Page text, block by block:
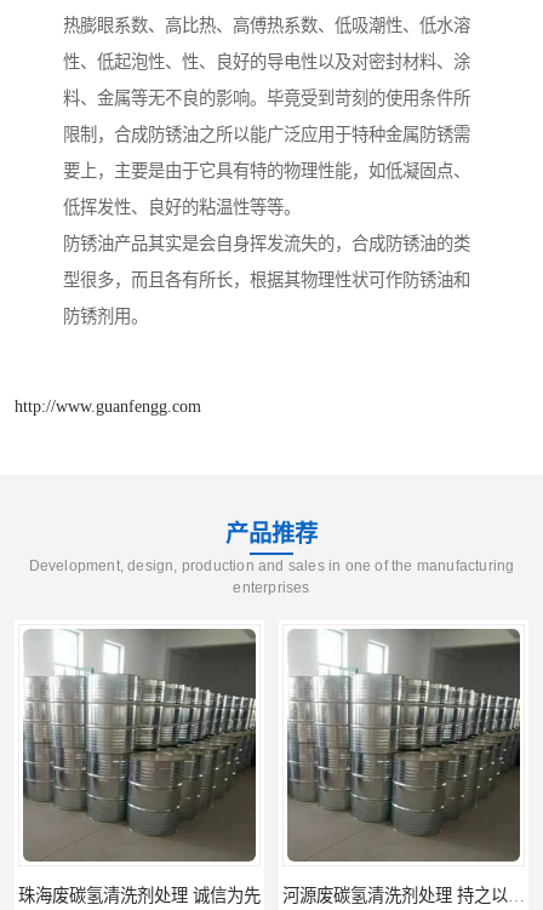
热膨眼系数、高比热、高傅热系数、低吸潮性、低水溶
性、低起泡性、性、良好的导电性以及对密封材料、涂
料、金属等无不良的影响。毕竟受到苛刻的使用条件所
限制，合成防锈油之所以能广泛应用于特种金属防锈需
要上，主要是由于它具有特的物理性能，如低凝固点、
低挥发性、良好的粘温性等等。
防锈油产品其实是会自身挥发流失的，合成防锈油的类
型很多，而且各有所长，根据其物理性状可作防锈油和
防锈剂用。
http://www.guanfengg.com
产品推荐
Development, design, production and sales in one of the manufacturing
enterprises
河源废碳氢清洗剂处理 持之以恒为客户服务